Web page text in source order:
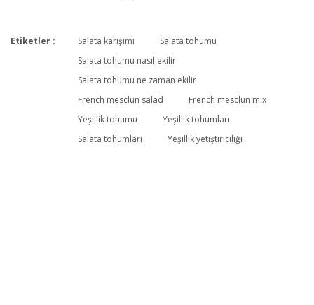
Çok güzel bir karışım. Gözüm yollarda tekrar gelmesini bekliyorum.
Ne zaman gelir?
Etiketler : Salata karışımı
Salata tohumu
Salata tohumu nasıl ekilir
Salata tohumu ne zaman ekilir
French mesclun salad
French mesclun mix
Yeşillik tohumu
Yeşillik tohumları
Salata tohumları
Yeşillik yetiştiriciliği